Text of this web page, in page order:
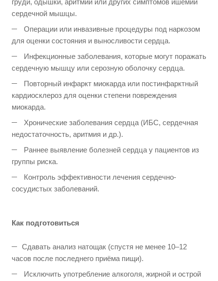
груди, одышки, аритмии или других симптомов ишемии
сердечной мышцы.
Операции или инвазивные процедуры под наркозом
для оценки состояния и выносливости сердца.
Инфекционные заболевания, которые могут поражать
сердечную мышцу или серозную оболочку сердца.
Повторный инфаркт миокарда или постинфарктный
кардиосклероз для оценки степени повреждения
миокарда.
Хронические заболевания сердца (ИБС, сердечная
недостаточность, аритмия и др.).
Раннее выявление болезней сердца у пациентов из
группы риска.
Контроль эффективности лечения сердечно-
сосудистых заболеваний.
Как подготовиться
Сдавать анализ натощак (спустя не менее 10–12
часов после последнего приёма пищи).
Исключить употребление алкоголя, жирной и острой